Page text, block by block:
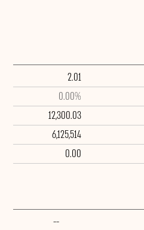
2.01
0.00%
12,300.03
6,125,514
0.00
--